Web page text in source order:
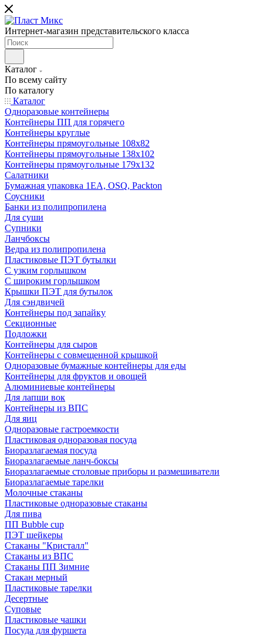
Интернет-магазин представительского класса
Каталог
По всему сайту
По каталогу
Каталог
Одноразовые контейнеры
Контейнеры ПП для горячего
Контейнеры круглые
Контейнеры прямоугольные 108х82
Контейнеры прямоугольные 138х102
Контейнеры прямоугольные 179х132
Салатники
Бумажная упаковка 1ЕА, OSQ, Packton
Соусники
Банки из полипропилена
Для суши
Супники
Ланчбоксы
Ведра из полипропилена
Пластиковые ПЭТ бутылки
С узким горлышком
С широким горлышком
Крышки ПЭТ для бутылок
Для сэндвичей
Контейнеры под запайку
Секционные
Подложки
Контейнеры для сыров
Контейнеры с совмещенной крышкой
Одноразовые бумажные контейнеры для еды
Контейнеры для фруктов и овощей
Алюминиевые контейнеры
Для лапши вок
Контейнеры из ВПС
Для яиц
Одноразовые гастроемкости
Пластиковая одноразовая посуда
Биоразлагаемая посуда
Биоразлагаемые ланч-боксы
Биоразлагаемые столовые приборы и размешиватели
Биоразлагаемые тарелки
Молочные стаканы
Пластиковые одноразовые стаканы
Для пива
ПП Bubble cup
ПЭТ шейкеры
Стаканы "Кристалл"
Стаканы из ВПС
Стаканы ПП Зимние
Стакан мерный
Пластиковые тарелки
Десертные
Суповые
Пластиковые чашки
Посуда для фуршета